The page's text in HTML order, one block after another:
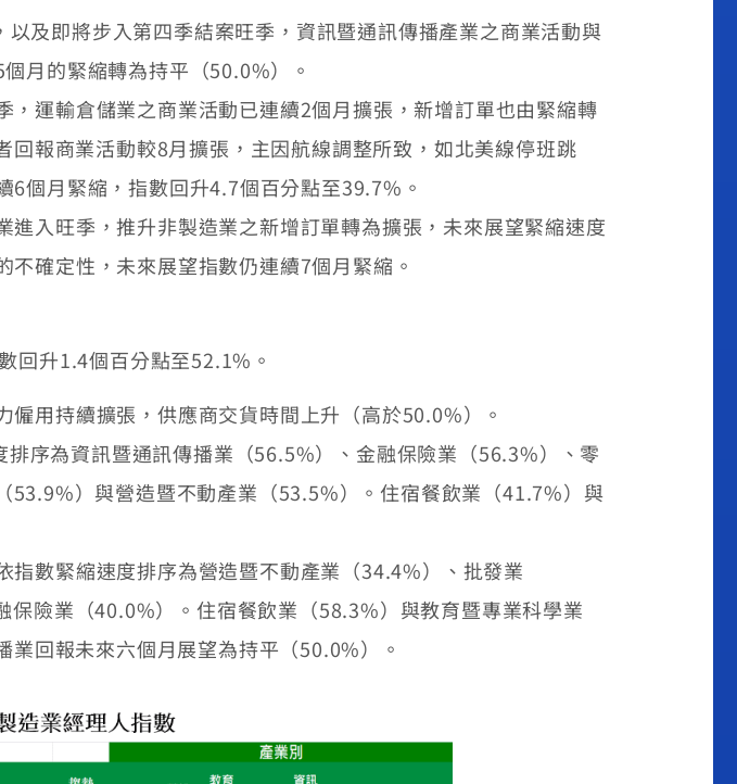
及即將步入第四季結案旺季，資訊暨通訊傳播產業之商業活動與
月的緊縮轉為持平（50.0%）。
運輸倉儲業之商業活動已連續2個月擴張，新增訂單也由緊縮轉
報商業活動較8月擴張，主因航線調整所致，如北美線停班跳
個月緊縮，指數回升4.7個百分點至39.7%。
入旺季，推升非製造業之新增訂單轉為擴張，未來展望緊縮速度
確定性，未來展望指數仍連續7個月緊縮。
回升1.4個百分點至52.1%。
用持續擴張，供應商交貨時間上升（高於50.0%）。
序為資訊暨通訊傳播業（56.5%）、金融保險業（56.3%）、零
）與營造暨不動產業（53.5%）。住宿餐飲業（41.7%）與
數緊縮速度排序為營造暨不動產業（34.4%）、批發業
險業（40.0%）。住宿餐飲業（58.3%）與教育暨專業科學業
業回報未來六個月展望為持平（50.0%）。